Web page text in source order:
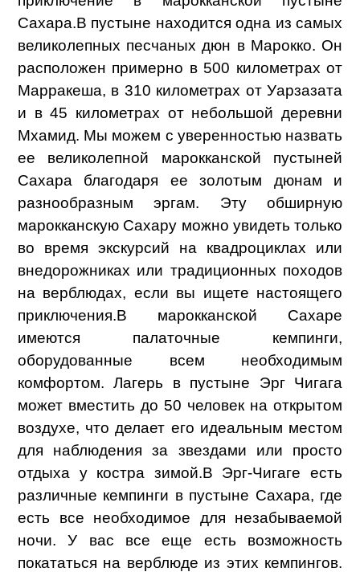
Сахара.В пустыне находится одна из самых
великолепных песчаных дюн в Марокко. Он
расположен примерно в 500 километрах от
Марракеша, в 310 километрах от Уарзазата
и в 45 километрах от небольшой деревни
Мхамид. Мы можем с уверенностью назвать
ее великолепной марокканской пустыней
Сахара благодаря ее золотым дюнам и
разнообразным эргам. Эту обширную
марокканскую Сахару можно увидеть только
во время экскурсий на квадроциклах или
внедорожниках или традиционных походов
на верблюдах, если вы ищете настоящего
приключения.В марокканской Сахаре
имеются палаточные кемпинги,
оборудованные всем необходимым
комфортом. Лагерь в пустыне Эрг Чигага
может вместить до 50 человек на открытом
воздухе, что делает его идеальным местом
для наблюдения за звездами или просто
отдыха у костра зимой.В Эрг-Чигаге есть
различные кемпинги в пустыне Сахара, где
есть все необходимое для незабываемой
ночи. У вас все еще есть возможность
покататься на верблюде из этих кемпингов.